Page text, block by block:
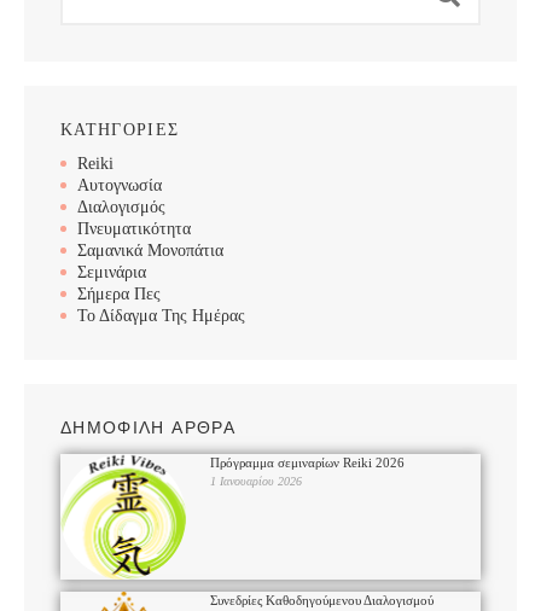
ΚΑΤΗΓΟΡΙΕΣ
Reiki
Αυτογνωσία
Διαλογισμός
Πνευματικότητα
Σαμανικά Μονοπάτια
Σεμινάρια
Σήμερα Πες
Το Δίδαγμα Της Ημέρας
ΔΗΜΟΦΙΛΗ ΑΡΘΡΑ
Πρόγραμμα σεμιναρίων Reiki 2026
1 Ιανουαρίου 2026
Συνεδρίες Καθοδηγούμενου Διαλογισμού